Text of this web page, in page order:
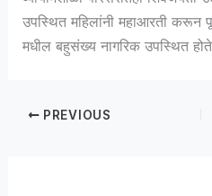
उपस्थित महिलांनी महाआरती करून
मधील बहुसंख्य नागरिक उपस्थित
PREVIOUS